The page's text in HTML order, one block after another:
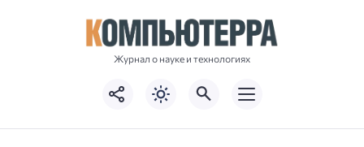
Журнал о науке и технологиях